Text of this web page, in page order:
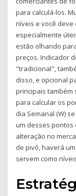
para calculá-los.
níveis e você
especialmente
estão olhando
preços. Indicador
"tradicional",
disso, e opcional
principais também
para calcular os
dia Semanal (W)
um desses pontos
alteração no
de pivô, haverá
servem como